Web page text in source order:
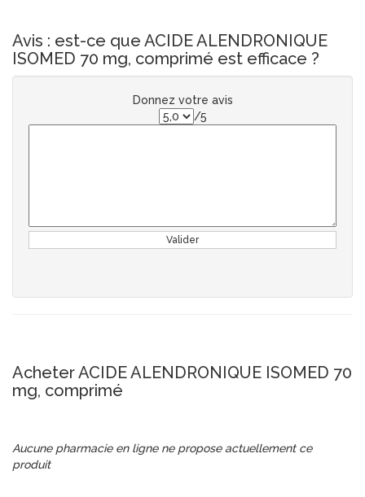
Avis : est-ce que ACIDE ALENDRONIQUE
ISOMED 70 mg, comprimé est efficace ?
Donnez votre avis
/5
Valider
Acheter ACIDE ALENDRONIQUE ISOMED 70
mg, comprimé
Aucune pharmacie en ligne ne propose actuellement ce
produit